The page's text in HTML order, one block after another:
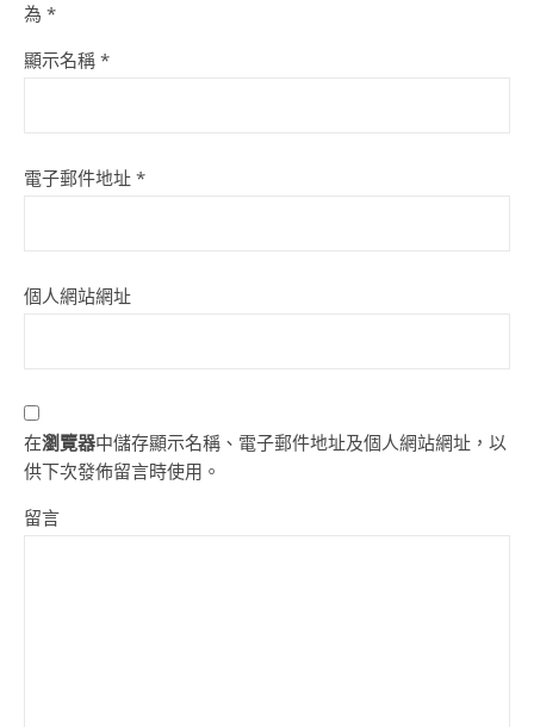
為 *
顯示名稱 *
電子郵件地址 *
個人網站網址
在瀏覽器中儲存顯示名稱、電子郵件地址及個人網站網址，以
供下次發佈留言時使用。
留言